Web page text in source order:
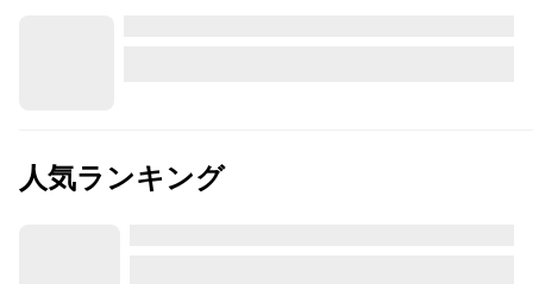
人気ランキング